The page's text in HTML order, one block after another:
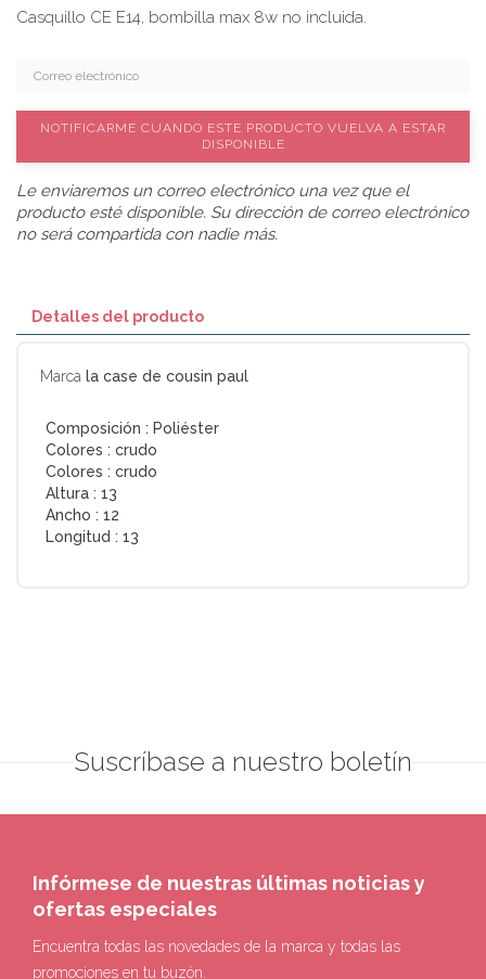
Casquillo CE E14, bombilla max 8w no incluida.
NOTIFICARME CUANDO ESTE PRODUCTO VUELVA A ESTAR
DISPONIBLE
Le enviaremos un correo electrónico una vez que el
producto esté disponible. Su dirección de correo electrónico
no será compartida con nadie más.
Detalles del producto
Marca la case de cousin paul
Composición : Poliéster
Colores : crudo
Colores : crudo
Altura : 13
Ancho : 12
Longitud : 13
Suscríbase a nuestro boletín
Infórmese de nuestras últimas noticias y
ofertas especiales
Encuentra todas las novedades de la marca y todas las
promociones en tu buzón.